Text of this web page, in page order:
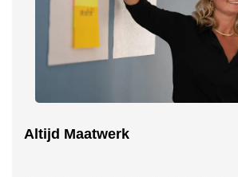
Altijd Maatwerk